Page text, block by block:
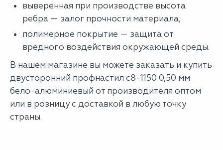
выверенная при производстве высота
ребра — залог прочности материала;
полимерное покрытие — защита от
вредного воздействия окружающей среды.
В нашем магазине вы можете заказать и купить
двусторонний профнастил с8-1150 0,50 мм
бело-алюминиевый от производителя оптом
или в розницу с доставкой в любую точку
страны.